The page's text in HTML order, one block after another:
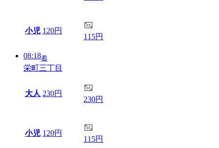
小児 120円
115円
08:18着
栄町三丁目
大人 230円
230円
小児 120円
115円